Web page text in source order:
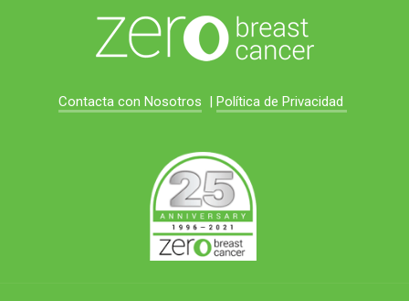
Contacta con Nosotros | Política de Privacidad